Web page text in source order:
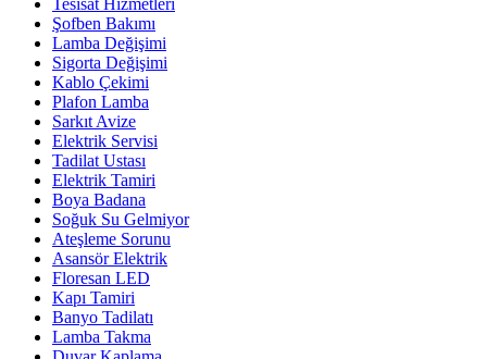
Tesisat Hizmetleri
Şofben Bakımı
Lamba Değişimi
Sigorta Değişimi
Kablo Çekimi
Plafon Lamba
Sarkıt Avize
Elektrik Servisi
Tadilat Ustası
Elektrik Tamiri
Boya Badana
Soğuk Su Gelmiyor
Ateşleme Sorunu
Asansör Elektrik
Floresan LED
Kapı Tamiri
Banyo Tadilatı
Lamba Takma